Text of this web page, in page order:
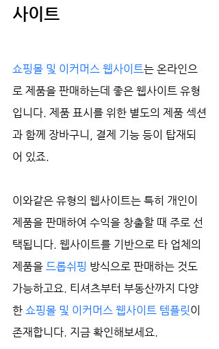
사이트
쇼핑몰 및 이커머스 웹사이트는 온라인으
로 제품을 판매하는데 좋은 웹사이트 유형
입니다. 제품 표시를 위한 별도의 제품 섹션
과 함께 장바구니, 결제 기능 등이 탑재되
어 있죠.
이와같은 유형의 웹사이트는 특히 개인이
제품을 판매하여 수익을 창출할 때 주로 선
택됩니다. 웹사이트를 기반으로 타 업체의
제품을 드롭쉬핑 방식으로 판매하는 것도
가능하고요. 티셔츠부터 부동산까지 다양
한 쇼핑몰 및 이커머스 웹사이트 템플릿이
존재합니다. 지금 확인해보세요.